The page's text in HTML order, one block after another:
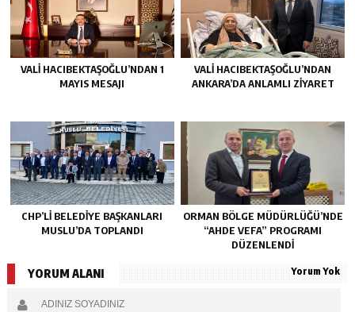
VALİ HACIBEKTAŞOĞLU’NDAN 1
MAYIS MESAJI
VALİ HACIBEKTAŞOĞLU’NDAN
ANKARA’DA ANLAMLI ZİYARET
CHP’LI BELEDIYE BAŞKANLARI
MUSLU’DA TOPLANDI
ORMAN BÖLGE MÜDÜRLÜĞÜ’NDE
“AHDE VEFA” PROGRAMI
DÜZENLENDİ
YORUM ALANI Yorum Yok